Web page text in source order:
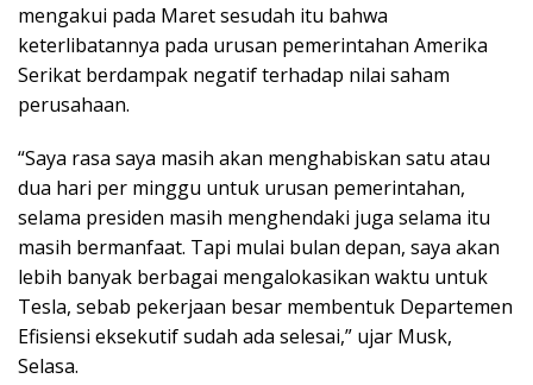
mengakui pada Maret sesudah itu bahwa
keterlibatannya pada urusan pemerintahan Amerika
Serikat berdampak negatif terhadap nilai saham
perusahaan.
“Saya rasa saya masih akan menghabiskan satu atau
dua hari per minggu untuk urusan pemerintahan,
selama presiden masih menghendaki juga selama itu
masih bermanfaat. Tapi mulai bulan depan, saya akan
lebih banyak berbagai mengalokasikan waktu untuk
Tesla, sebab pekerjaan besar membentuk Departemen
Efisiensi eksekutif sudah ada selesai,” ujar Musk,
Selasa.